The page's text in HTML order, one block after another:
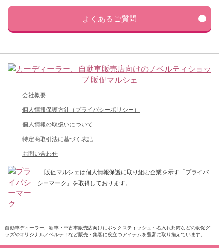
よくあるご質問
会社概要
個人情報保護方針（プライバシーポリシー）
個人情報の取扱いについて
特定商取引法に基づく表記
お問い合わせ
販促マルシェは個人情報保護に取り組む企業を示す「プライバ
シーマーク」を取得しております。
自動車ディーラー、新車・中古車販売店向けにボックスティッシュ・名入れ封筒などの販促グ
ッズやオリジナルノベルティなど販売・集客に役立つアイテムを豊富に取り揃えています。